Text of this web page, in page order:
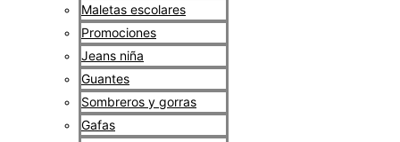
Maletas escolares
Promociones
Jeans niña
Guantes
Sombreros y gorras
Gafas